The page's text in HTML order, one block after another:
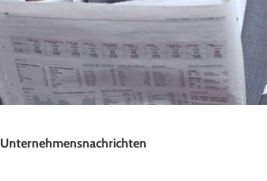
Unternehmensnachrichten